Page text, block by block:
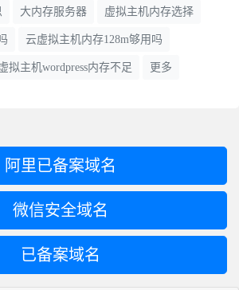
大内存服务器 虚拟主机内存选择
云虚拟主机内存128m够用吗
拟主机wordpress内存不足 更多
阿里已备案域名
微信安全域名
已备案域名